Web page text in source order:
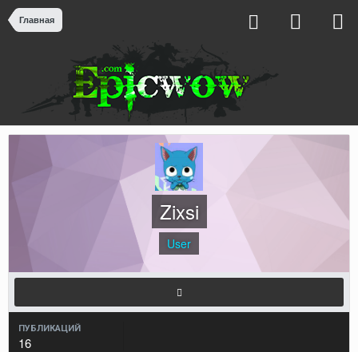
Главная
Zixsi
User
ПУБЛИКАЦИЙ
16